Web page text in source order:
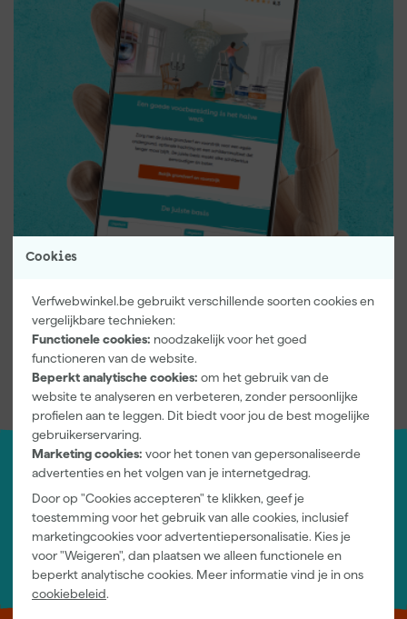
Cookies
Verfwebwinkel.be gebruikt verschillende soorten cookies en
vergelijkbare technieken:
Functionele cookies: noodzakelijk voor het goed
functioneren van de website.
Beperkt analytische cookies: om het gebruik van de
website te analyseren en verbeteren, zonder persoonlijke
profielen aan te leggen. Dit biedt voor jou de best mogelijke
gebruikerservaring.
Marketing cookies: voor het tonen van gepersonaliseerde
advertenties en het volgen van je internetgedrag.
Door op "Cookies accepteren" te klikken, geef je
toestemming voor het gebruik van alle cookies, inclusief
marketingcookies voor advertentiepersonalisatie. Kies je
voor "Weigeren", dan plaatsen we alleen functionele en
beperkt analytische cookies. Meer informatie vind je in ons
cookiebeleid.
Nieuwsbrief.
Schrijf je in
Jouw account
Log-in en beheer je bestellingen en gegevens
Nieuwsbrief
Inschrijven wekelijkse nieuwsbrief
Wij helpen je graag
Neem contact op met één van onze specialisten.